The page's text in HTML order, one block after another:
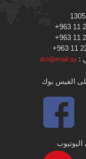
:
dci@mail.sy
الفيس بوك
اليوتيوب